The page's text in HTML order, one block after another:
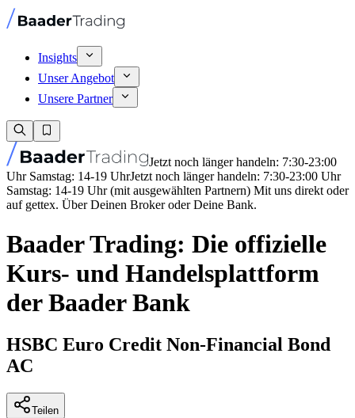
Insights
Unser Angebot
Unsere Partner
Jetzt noch länger handeln: 7:30-23:00
Uhr Samstag: 14-19 UhrJetzt noch länger handeln: 7:30-23:00 Uhr
Samstag: 14-19 Uhr (mit ausgewählten Partnern) Mit uns direkt oder
auf gettex. Über Deinen Broker oder Deine Bank.
Baader Trading: Die offizielle
Kurs- und Handelsplattform
der Baader Bank
HSBC Euro Credit Non-Financial Bond
AC
Teilen